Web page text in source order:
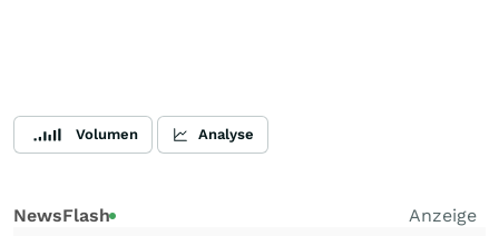
Volumen Analyse
NewsFlash
Anzeige